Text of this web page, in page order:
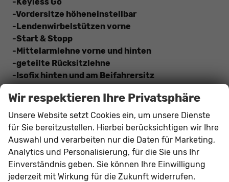
-Vordersitze höheneinstellbar
-Lendenwirbelstützen vorne
-Start & Stopp
-Mittelarmlehne vorne und hinten
-geteilte Rücksitzlehne
-Isofix hinten und am Beifahrersitz
-Berganfahrhilfe (AutoHold)
-induktive Ladeschale
Innen
Armlehnen
Mittelarmlehne, Vorne und hinten
Doppelter Laderaumboden
vorhanden
Wir respektieren Ihre Privatsphäre
Unsere Website setzt Cookies ein, um unsere Dienste
für Sie bereitzustellen. Hierbei berücksichtigen wir Ihre
Auswahl und verarbeiten nur die Daten für Marketing,
Analytics und Personalisierung, für die Sie uns Ihr
Einverständnis geben. Sie können Ihre Einwilligung
jederzeit mit Wirkung für die Zukunft widerrufen.